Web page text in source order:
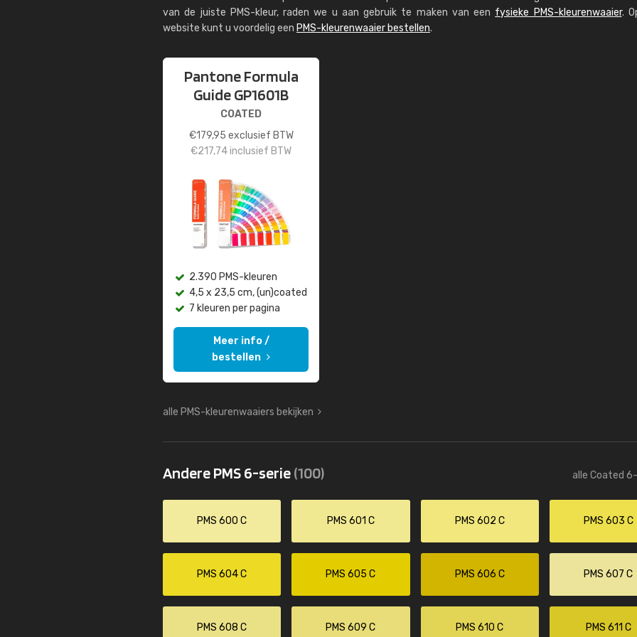
van de juiste PMS-kleur, raden we u aan gebruik te maken van een fysieke PMS-kleurenwaaier.
website kunt u voordelig een PMS-kleurenwaaier bestellen.
Pantone Formula
Guide GP1601B
COATED
€179,95 exclusief BTW
€217,74inclusief BTW
2.390 PMS-kleuren
4,5 x 23,5 cm, (un)coated
7 kleuren per pagina
Meer info /
bestellen
alle PMS-kleurenwaaiers bekijken
Andere PMS 6-serie(100) alle Coated
PMS 600 C PMS 601 C PMS 602 C PMS 603 C
PMS 604 C PMS 605 C PMS 606 C PMS 607 C
PMS 608 C PMS 609 C PMS 610 C PMS 611 C